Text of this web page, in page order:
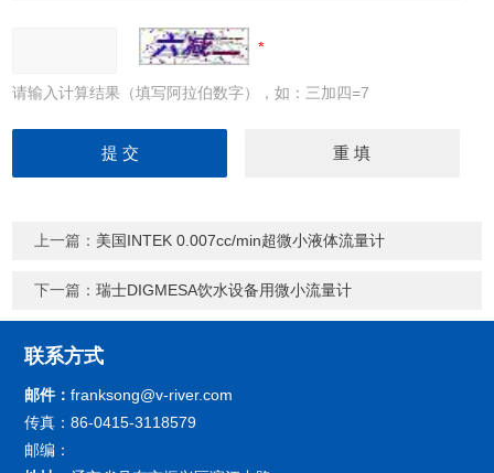
请输入计算结果（填写阿拉伯数字），如：三加四=7
上一篇： 美国INTEK 0.007cc/min超微小液体流量计
下一篇：瑞士DIGMESA饮水设备用微小流量计
联系方式
邮件：franksong@v-river.com
传真：86-0415-3118579
邮编：